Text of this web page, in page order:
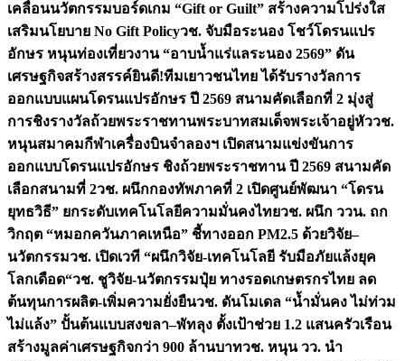
เคลื่อนนวัตกรรมบอร์ดเกม “Gift or Guilt” สร้างความโปร่งใส
เสริมนโยบาย No Gift Policyวช. จับมือระนอง โชว์โดรนแปร
อักษร หนุนท่องเที่ยวงาน “อาบน้ำแร่แลระนอง 2569” ดัน
เศรษฐกิจสร้างสรรค์ยินดี!ทีมเยาวชนไทย ได้รับรางวัลการ
ออกแบบแผนโดรนแปรอักษร ปี 2569 สนามคัดเลือกที่ 2 มุ่งสู่
การชิงรางวัลถ้วยพระราชทานพระบาทสมเด็จพระเจ้าอยู่หัววช.
หนุนสมาคมกีฬาเครื่องบินจำลองฯ เปิดสนามแข่งขันการ
ออกแบบโดรนแปรอักษร ชิงถ้วยพระราชทาน ปี 2569 สนามคัด
เลือกสนามที่ 2วช. ผนึกกองทัพภาคที่ 2 เปิดศูนย์พัฒนา “โดรน
ยุทธวิธี” ยกระดับเทคโนโลยีความมั่นคงไทยวช. ผนึก ววน. ถก
วิกฤต “หมอกควันภาคเหนือ” ชี้ทางออก PM2.5 ด้วยวิจัย–
นวัตกรรมวช. เปิดเวที “ผนึกวิจัย-เทคโนโลยี รับมือภัยแล้งยุค
โลกเดือด“วช. ชูวิจัย-นวัตกรรมปุ๋ย ทางรอดเกษตรกรไทย ลด
ต้นทุนการผลิต-เพิ่มความยั่งยืนวช. ดันโมเดล “น้ำมั่นคง ไม่ท่วม
ไม่แล้ง” ปั้นต้นแบบสงขลา–พัทลุง ตั้งเป้าช่วย 1.2 แสนครัวเรือน
สร้างมูลค่าเศรษฐกิจกว่า 900 ล้านบาทวช. หนุน วว. นำ